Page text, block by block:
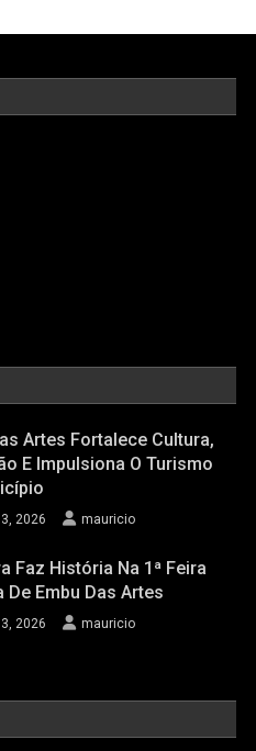
Artes Fortalece Cultura,
E Impulsiona O Turismo
2026 mauricio
Faz História Na 1ª Feira
De Embu Das Artes
2026 mauricio